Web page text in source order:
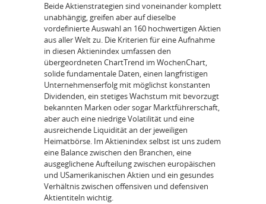
Beide Aktienstrategien sind voneinander komplett
unabhängig, greifen aber auf dieselbe
vordefinierte Auswahl an 160 hochwertigen Aktien
aus aller Welt zu. Die Kriterien für eine Aufnahme
in diesen Aktienindex umfassen den
übergeordneten Chart­Trend im Wochen­Chart,
solide fundamentale Daten, einen langfristigen
Unternehmenserfolg mit möglichst konstanten
Dividenden, ein stetiges Wachstum mit bevorzugt
bekannten Marken oder sogar Marktführerschaft,
aber auch eine niedrige Volatilität und eine
ausreichende Liquidität an der jeweiligen
Heimatbörse. Im Aktienindex selbst ist uns zudem
eine Balance zwischen den Branchen, eine
ausgeglichene Aufteilung zwischen europäischen
und US­amerikanischen Aktien und ein gesundes
Verhältnis zwischen offensiven und defensiven
Aktientiteln wichtig.